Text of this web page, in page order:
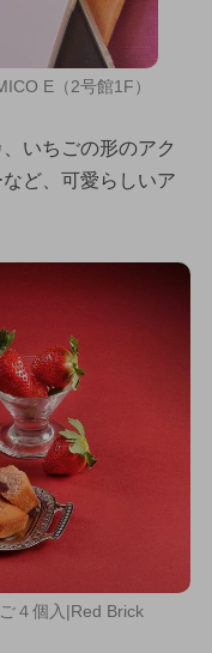
E（2号館1F）
いちごの形のアク
ど、可愛らしいア
４個入|Red Brick